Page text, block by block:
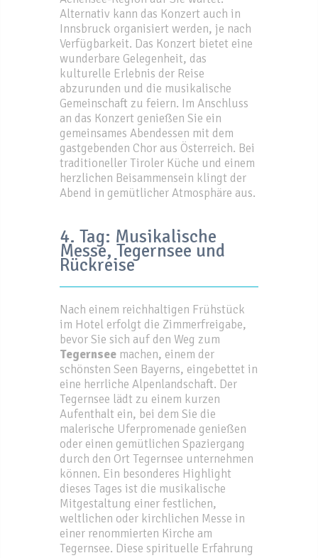
Alternativ kann das Konzert auch in
Innsbruck organisiert werden, je nach
Verfügbarkeit. Das Konzert bietet eine
wunderbare Gelegenheit, das
kulturelle Erlebnis der Reise
abzurunden und die musikalische
Gemeinschaft zu feiern. Im Anschluss
an das Konzert genießen Sie ein
gemeinsames Abendessen mit dem
gastgebenden Chor aus Österreich. Bei
traditioneller Tiroler Küche und einem
herzlichen Beisammensein klingt der
Abend in gemütlicher Atmosphäre aus.
4. Tag: Musikalische
Messe, Tegernsee und
Rückreise
Nach einem reichhaltigen Frühstück
im Hotel erfolgt die Zimmerfreigabe,
bevor Sie sich auf den Weg zum
Tegernsee machen, einem der
schönsten Seen Bayerns, eingebettet in
eine herrliche Alpenlandschaft. Der
Tegernsee lädt zu einem kurzen
Aufenthalt ein, bei dem Sie die
malerische Uferpromenade genießen
oder einen gemütlichen Spaziergang
durch den Ort Tegernsee unternehmen
können. Ein besonderes Highlight
dieses Tages ist die musikalische
Mitgestaltung einer festlichen,
weltlichen oder kirchlichen Messe in
einer renommierten Kirche am
Tegernsee. Diese spirituelle Erfahrung